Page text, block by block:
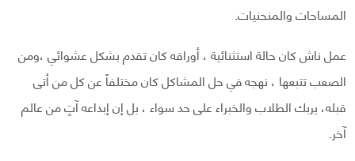
المساحات والمنحنيات.
عمل ناش كان حالة استثنائية ، أوراقه كان تقدم بشكل عشوائي ،ومن
الصعب تتبعها ، نهجه في حل المشاكل كان مختلفاً عن كل من أتى
قبله، يربك الطلاب والخبراء على حد سواء ، بل إن إبداعه آتٍ من عالم
آخر.